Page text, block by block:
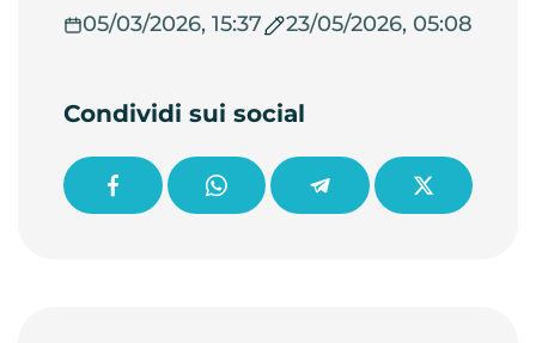
05/03/2026, 15:37
23/05/2026, 05:08
Condividi sui social